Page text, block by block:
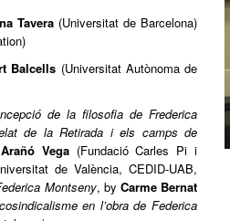
Tavera (Universitat de Barcelona)
Balcells (Universitat Autònoma de
de la filosofia de Frederica
de la Retirada i els camps de
Vega(Fundació Carles Pi i
de València, CEDID-UAB,
Montseny, by Carme Bernat
en l’obra de Federica